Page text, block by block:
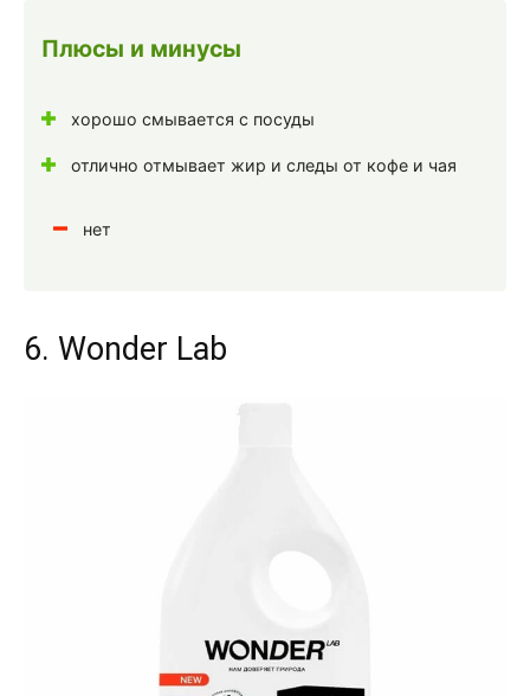
Плюсы и минусы
хорошо смывается с посуды
отлично отмывает жир и следы от кофе и чая
нет
6. Wonder Lab